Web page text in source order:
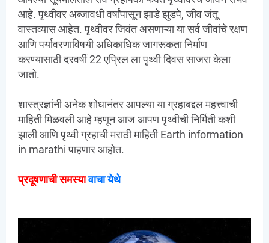
आहे. पृथ्वीवर अब्जावधी वर्षांपासून झाडे झुडपे, जीव जंतू
वास्तव्यास आहेत. पृथ्वीवर जिवंत असणाऱ्या या सर्व जीवांचे रक्षण
आणि पर्यावरणाविषयी अधिकाधिक जागरूकता निर्माण
करण्यासाठी दरवर्षी 22 एप्रिल ला पृथ्वी दिवस साजरा केला
जातो.
शास्त्रज्ञांनी अनेक शोधानंतर आपल्या या ग्रहाबद्दल महत्त्वाची
माहिती मिळवली आहे म्हणून आज आपण पृथ्वीची निर्मिती कशी
झाली आणि पृथ्वी ग्रहाची मराठी माहिती Earth information
in marathi पाहणार आहोत.
प्रदूषणाची समस्यावाचा येथे